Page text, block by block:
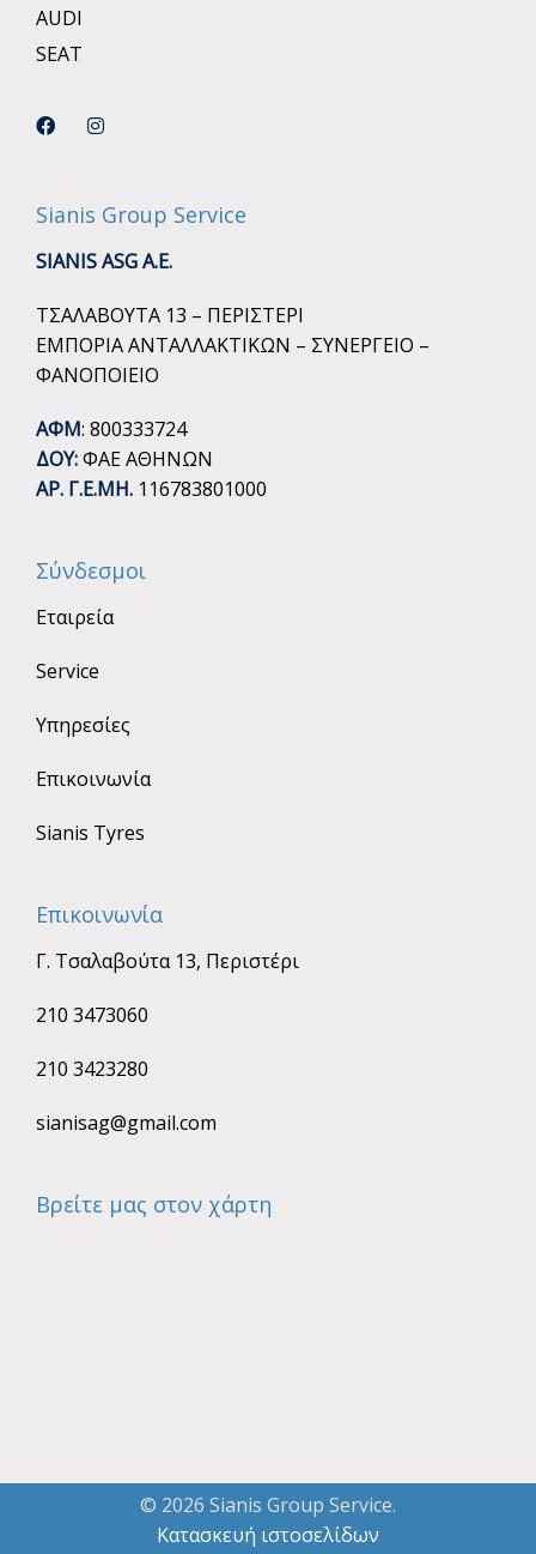
AUDI
SEAT
Sianis Group Service
SIANIS ASG A.E.
ΤΣΑΛΑΒΟΥΤΑ 13 – ΠΕΡΙΣΤΕΡΙ
ΕΜΠΟΡΙΑ ΑΝΤΑΛΛΑΚΤΙΚΩΝ – ΣΥΝΕΡΓΕΙΟ –
ΦΑΝΟΠΟΙΕΙΟ
ΑΦΜ: 800333724
ΔΟΥ:ΦΑΕ ΑΘΗΝΩΝ
ΑΡ. Γ.Ε.ΜΗ. 116783801000
Σύνδεσμοι
Εταιρεία
Service
Υπηρεσίες
Επικοινωνία
Sianis Tyres
Επικοινωνία
Γ. Τσαλαβούτα 13, Περιστέρι
210 3473060
210 3423280
sianisag@gmail.com
Βρείτε μας στον χάρτη
© 2026 Sianis Group Service.
Κατασκευή ιστοσελίδων